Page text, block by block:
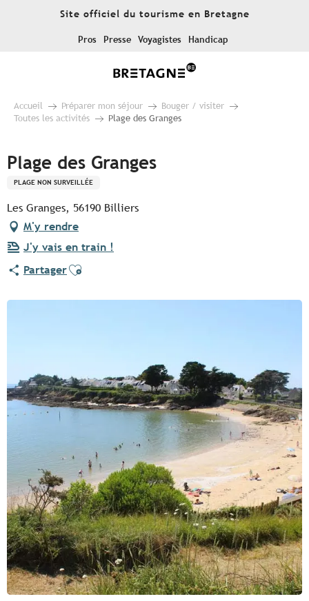
Site officiel du tourisme en Bretagne
Pros Presse Voyagistes Handicap
Accueil Préparer mon séjour
Bouger / visiter
Toutes les activités
Plage des Granges
Plage des Granges
PLAGE NON SURVEILLÉE
Les Granges, 56190 Billiers
M'y rendre
J'y vais en train !
PartagerAjouter aux favoris